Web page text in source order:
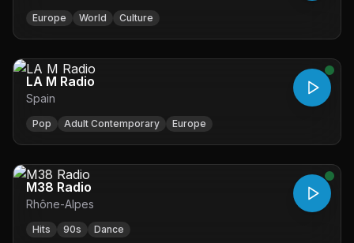
Europe World Culture
LA M Radio
Spain
Pop Adult Contemporary Europe
M38 Radio
Rhône-Alpes
Hits 90s Dance